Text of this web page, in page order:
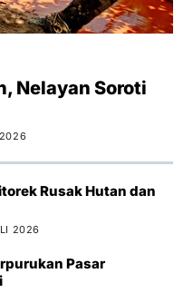
Nelayan Soroti
Rusak Hutan dan
2026
Pasar